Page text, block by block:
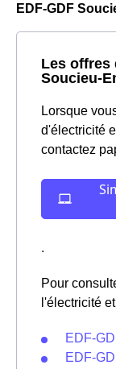
EDF-GDF
Les offres
Soucieu-
Lorsque
d'électricité
contactez
.
Pour
l'électricité
EDF-
EDF-